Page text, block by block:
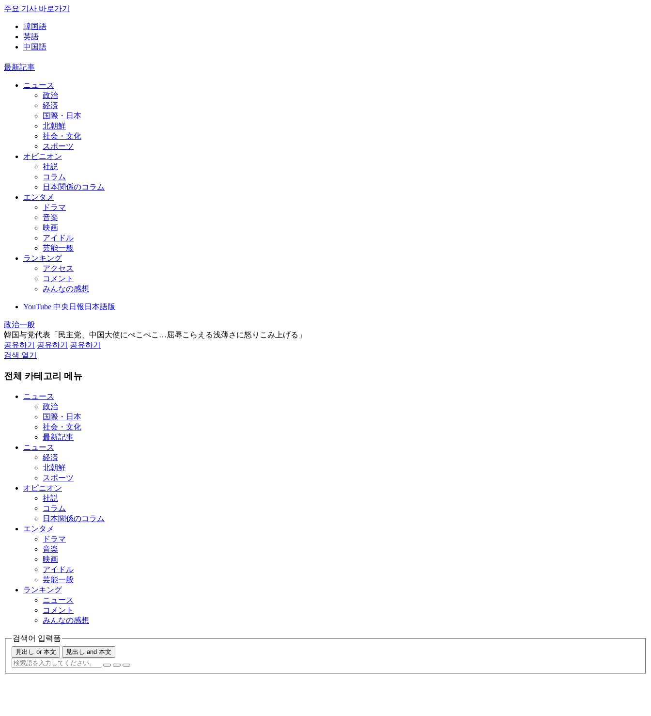
주요 기사 바로가기
韓国語
英語
中国語
最新記事
ニュース
政治
経済
国際・日本
北朝鮮
社会・文化
スポーツ
オピニオン
社説
コラム
日本関係のコラム
エンタメ
ドラマ
音楽
映画
アイドル
芸能一般
ランキング
アクセス
コメント
みんなの感想
YouTube 中央日報日本語版
政治一般
韓国与党代表「民主党、中国大使にぺこぺこ…屈辱こらえる浅薄さに怒りこみ上げる」
공유하기
공유하기
공유하기
검색 열기
전체 카테고리 메뉴
ニュース
政治
国際・日本
社会・文化
最新記事
ニュース
経済
北朝鮮
スポーツ
オピニオン
社説
コラム
日本関係のコラム
エンタメ
ドラマ
音楽
映画
アイドル
芸能一般
ランキング
ニュース
コメント
みんなの感想
검색어 입력폼
見出し or 本文 見出し and 本文